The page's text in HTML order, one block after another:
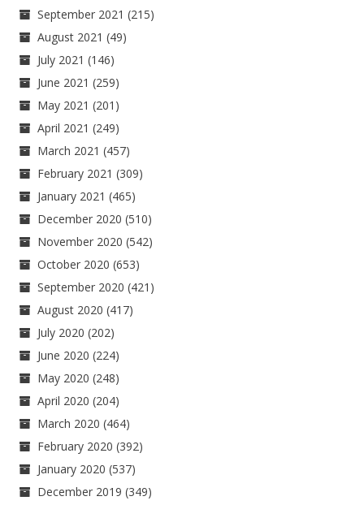
September 2021 (215)
August 2021 (49)
July 2021 (146)
June 2021 (259)
May 2021 (201)
April 2021 (249)
March 2021 (457)
February 2021 (309)
January 2021 (465)
December 2020 (510)
November 2020 (542)
October 2020 (653)
September 2020 (421)
August 2020 (417)
July 2020 (202)
June 2020 (224)
May 2020 (248)
April 2020 (204)
March 2020 (464)
February 2020 (392)
January 2020 (537)
December 2019 (349)